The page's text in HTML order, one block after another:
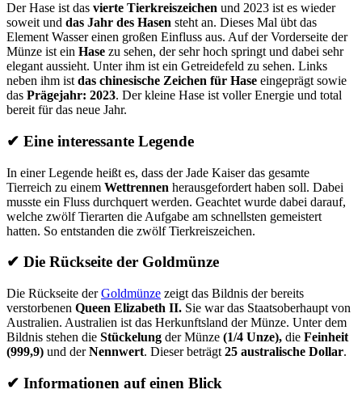
Der Hase ist das vierte Tierkreiszeichen und 2023 ist es wieder
soweit und das Jahr des Hasen steht an. Dieses Mal übt das
Element Wasser einen großen Einfluss aus. Auf der Vorderseite der
Münze ist ein Hase zu sehen, der sehr hoch springt und dabei sehr
elegant aussieht. Unter ihm ist ein Getreidefeld zu sehen. Links
neben ihm ist das chinesische Zeichen für Hase eingeprägt sowie
das Prägejahr: 2023. Der kleine Hase ist voller Energie und total
bereit für das neue Jahr.
✔ Eine interessante Legende
In einer Legende heißt es, dass der Jade Kaiser das gesamte
Tierreich zu einem Wettrennen herausgefordert haben soll. Dabei
musste ein Fluss durchquert werden. Geachtet wurde dabei darauf,
welche zwölf Tierarten die Aufgabe am schnellsten gemeistert
hatten. So entstanden die zwölf Tierkreiszeichen.
✔ Die Rückseite der Goldmünze
Die Rückseite derGoldmünze zeigt das Bildnis der bereits
verstorbenen Queen Elizabeth II. Sie war das Staatsoberhaupt von
Australien. Australien ist das Herkunftsland der Münze. Unter dem
Bildnis stehen die Stückelung der Münze (1/4 Unze), die Feinheit
(999,9) und derNennwert. Dieser beträgt 25 australische Dollar.
✔ Informationen auf einen Blick